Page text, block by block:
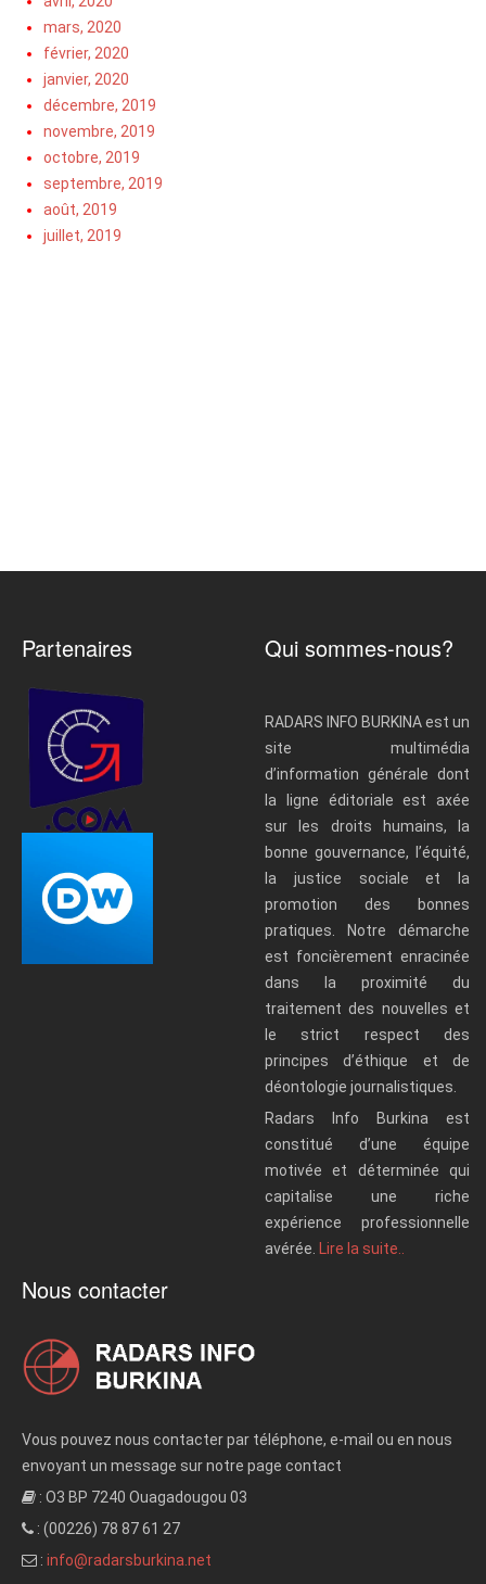
mars, 2020
février, 2020
janvier, 2020
décembre, 2019
novembre, 2019
octobre, 2019
septembre, 2019
août, 2019
juillet, 2019
Partenaires Qui sommes-nous?
RADARS INFO BURKINA est un
site multimédia
d’information générale dont
la ligne éditoriale est axée
sur les droits humains, la
bonne gouvernance, l’équité,
la justice sociale et la
promotion des bonnes
pratiques. Notre démarche
est foncièrement enracinée
dans la proximité du
traitement des nouvelles et
le strict respect des
principes d’éthique et de
déontologie journalistiques.
Radars Info Burkina est
constitué d’une équipe
motivée et déterminée qui
capitalise une riche
expérience professionnelle
avérée. Lire la suite..
Nous contacter
Vous pouvez nous contacter par téléphone, e-mail ou en nous
envoyant un message sur notre page contact
: O3 BP 7240 Ouagadougou 03
: (00226) 78 87 61 27
: info@radarsburkina.net